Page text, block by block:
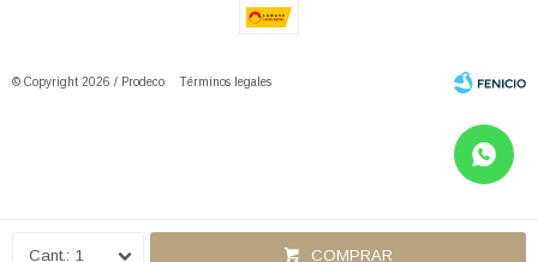
1 COMPRAR
© Copyright 2026 / Prodeco Términos legales